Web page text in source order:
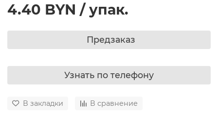
4.40 BYN / упак.
Предзаказ
Узнать по телефону
В закладки В сравнение